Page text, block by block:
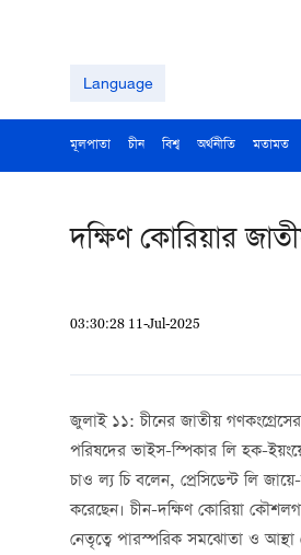
Language
মূলপাতা চীন বিশ্ব অর্থনীতি মতামত
দক্ষিণ কোরিয়ার
03:30:28 11-Jul-2025
জুলাই ১১: চীনের জাতীয়
পরিষদের ভাইস-স্পিকার লি হক-
চাও ল্য চি বলেন, প্রেসিডেন্ট লি
করেছেন। চীন-দক্ষিণ কোরিয়া
নেতৃত্বে পারস্পরিক সমঝোতা ও